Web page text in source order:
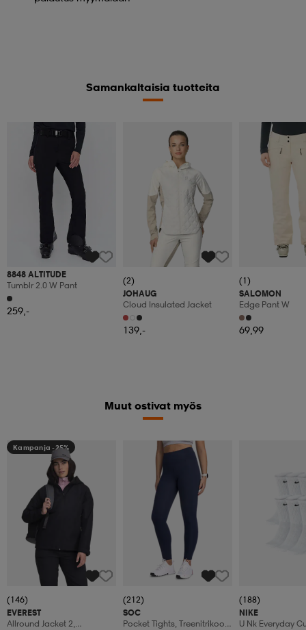
Samankaltaisia tuotteita
8848 ALTITUDE
Tumblr 2.0 W Pant
259,-
(2)
JOHAUG
Cloud Insulated Jacket
139,-
(1)
SALOMON
Edge Pant W
69,99
Muut ostivat myös
Kampanja -25%
(146)
EVEREST
Allround Jacket 2,
(212)
SOC
Pocket Tights, Treenitrikoot,
(188)
NIKE
U Nk Everyday